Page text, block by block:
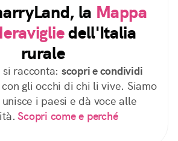
la Mappa
dell'Italia
rurale
si racconta: scopri e condividi
gli occhi di chi li vive. Siamo
i paesi e dà voce alle
Scopri come e perché